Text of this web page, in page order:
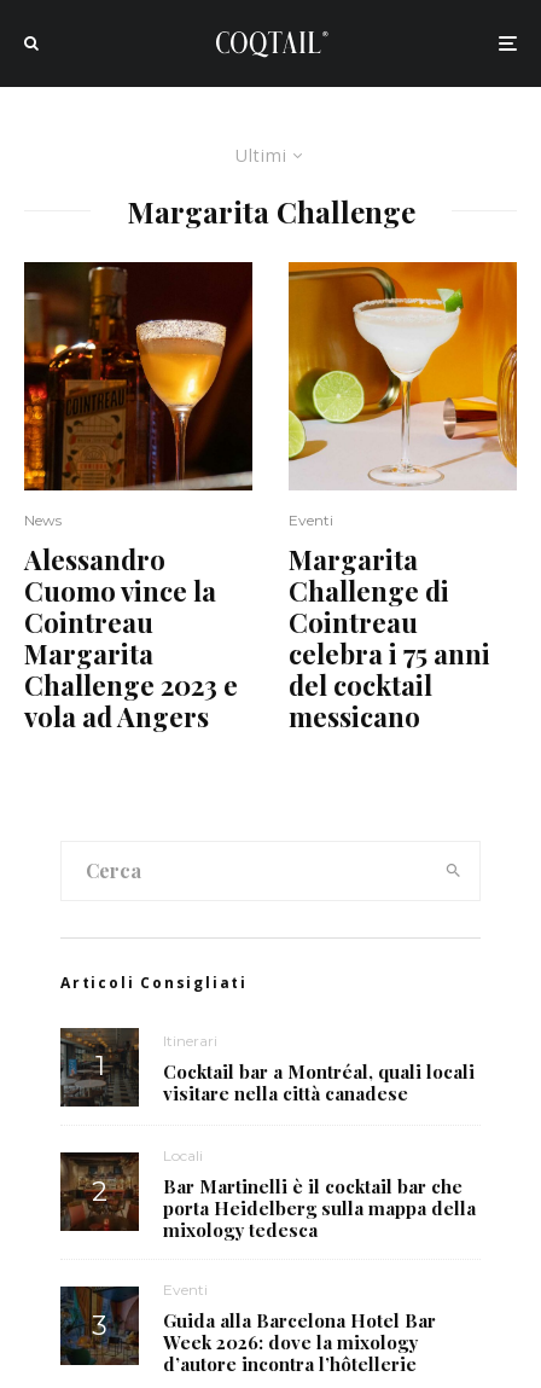
Ultimi
Margarita Challenge
News
Alessandro
Cuomo vince la
Cointreau
Margarita
Challenge 2023 e
vola ad Angers
Eventi
Margarita
Challenge di
Cointreau
celebra i 75 anni
del cocktail
messicano
Articoli Consigliati
Itinerari
Cocktail bar a Montréal, quali locali
visitare nella città canadese
Locali
Bar Martinelli è il cocktail bar che
porta Heidelberg sulla mappa della
mixology tedesca
Eventi
Guida alla Barcelona Hotel Bar
Week 2026: dove la mixology
d’autore incontra l’hôtellerie